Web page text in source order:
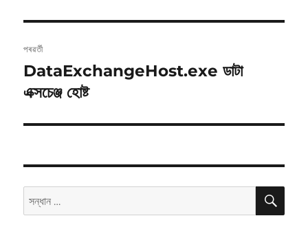
পৰৱৰ্তী
পৰৱৰ্তী
লেখাঃ
DataExchangeHost.exe ডাটা
এক্সচেঞ্জ হোষ্ট
সন্ধান
কৰকঃ
সন্ধান